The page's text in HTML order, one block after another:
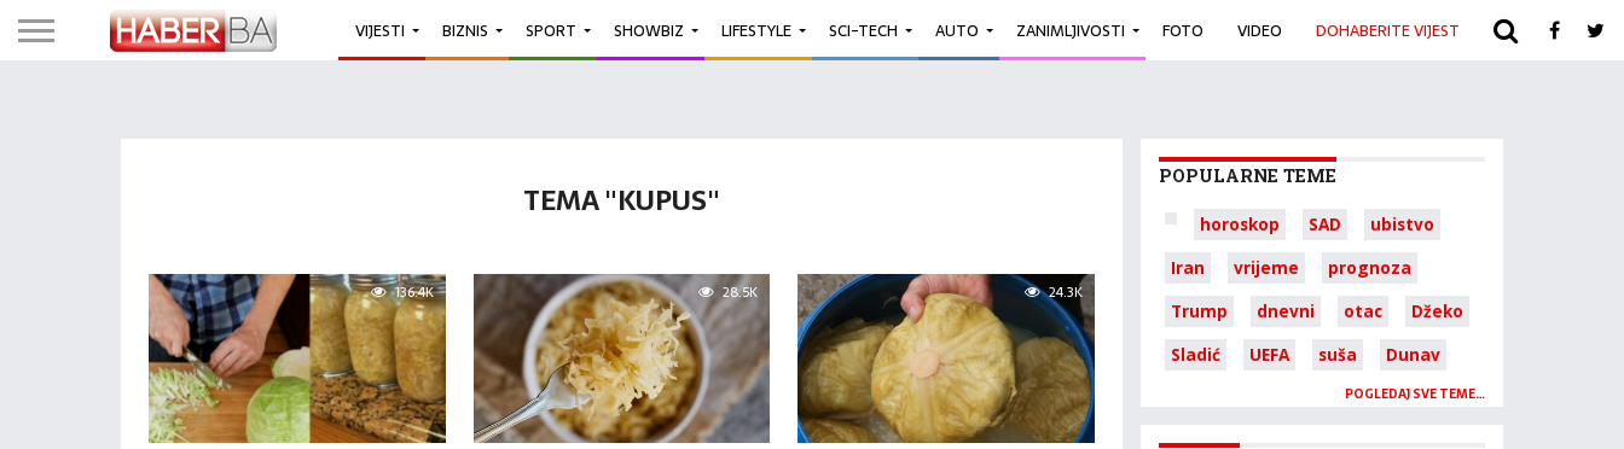
VIJESTI BIZNIS SPORT SHOWBIZ LIFESTYLE SCI-TECH AUTO ZANIMLJIVOSTI FOTO VIDEO DOHABERITE VIJEST ARHIVA
TEMA "KUPUS"
136.4K 28.5K 24.3K
POPULARNE TEME
horoskop SAD
ubistvo
Iran
vrijeme
prognoza
Trump
dnevni otac
Džeko
Sladić
UEFA suša Dunav
POGLEDAJ SVE TEME…